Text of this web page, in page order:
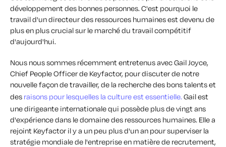
développement des bonnes personnes. C'est pourquoi le
travail d'un directeur des ressources humaines est devenu de
plus en plus crucial sur le marché du travail compétitif
d'aujourd'hui.
Nous nous sommes récemment entretenus avec Gail Joyce,
Chief People Officer de Keyfactor, pour discuter de notre
nouvelle façon de travailler, de la recherche des bons talents et
des raisons pour lesquelles la culture est essentielle.Gail est
une dirigeante internationale qui possède plus de vingt ans
d'expérience dans le domaine des ressources humaines. Elle a
rejoint Keyfactor il y a un peu plus d'un an pour superviser la
stratégie mondiale de l'entreprise en matière de recrutement,